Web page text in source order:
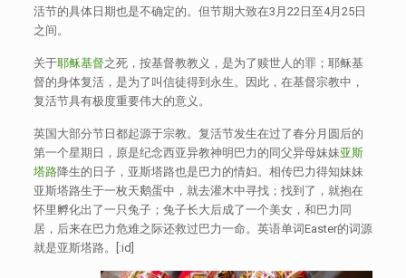
活节的具体日期也是不确定的。但节期大致在3月22日至4月25日
之间。
关于耶稣基督之死，按基督教教义，是为了赎世人的罪；耶稣基
督的身体复活，是为了叫信徒得到永生。因此，在基督宗教中，
复活节具有极度重要伟大的意义。
英国大部分节日都起源于宗教。复活节发生在过了春分月圆后的
第一个星期日，原是纪念西亚异教神明巴力的同父异母妹妹亚斯
塔路降生的日子，亚斯塔路也是巴力的情妇。相传巴力得知妹妹
亚斯塔路生于一枚天鹅蛋中，就去灌木中寻找；找到了，就抱在
怀里孵化出了一只兔子；兔子长大后成了一个美女，和巴力同
居，后来在巴力危难之际还救过巴力一命。英语单词Easter的词源
就是亚斯塔路。
[:id]